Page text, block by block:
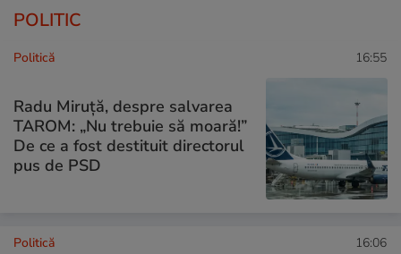
POLITIC
Politică 16:55
Radu Miruță, despre salvarea
TAROM: „Nu trebuie să moară!”
De ce a fost destituit directorul
pus de PSD
Politică 16:06